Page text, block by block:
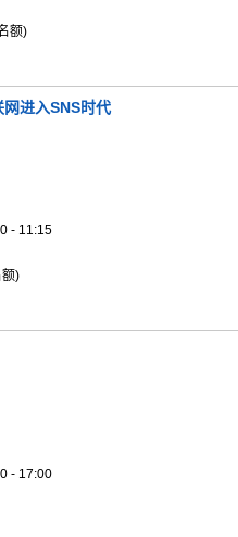
额)
网进入SNS时代
- 11:15
)
- 17:00